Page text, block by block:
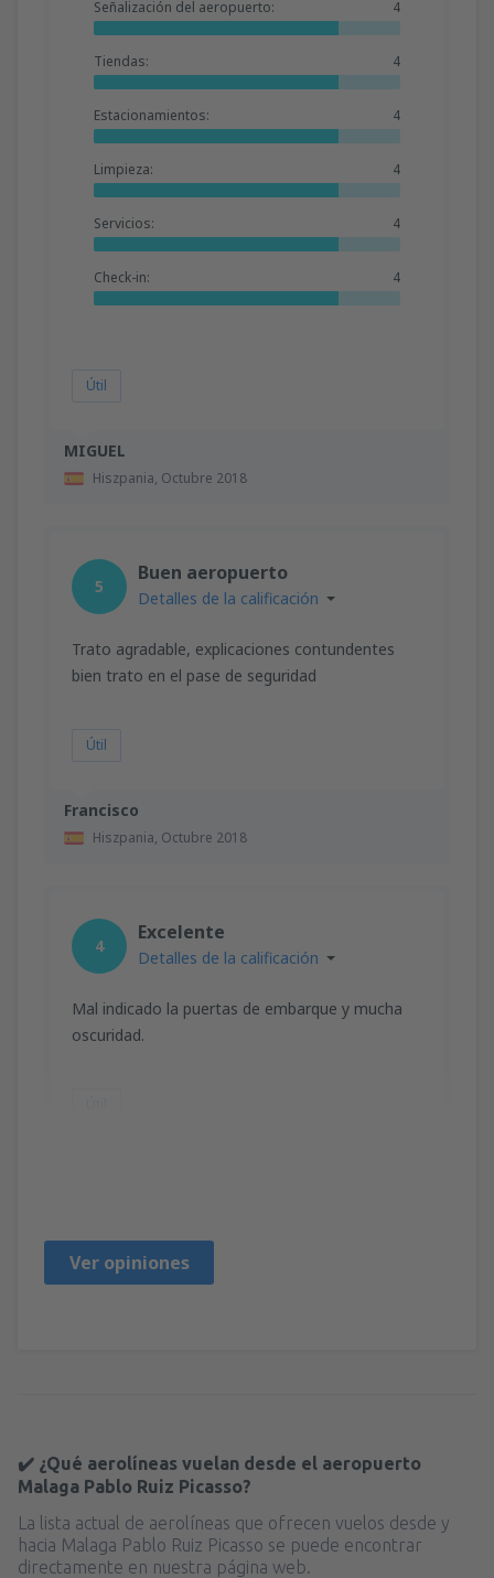
MIGUEL
Hiszpania, Octubre 2018
Señalización del aeropuerto: 4
Tiendas: 4
Estacionamientos: 4
Limpieza: 4
Servicios: 4
Check-in: 4
Útil
Francisco
Hiszpania, Octubre 2018
5
Buen aeropuerto
Detalles de la calificación
Trato agradable, explicaciones contundentes
bien trato en el pase de seguridad
Útil
4
Excelente
Detalles de la calificación
Mal indicado la puertas de embarque y mucha
oscuridad.
Ver opiniones
✔️ ¿Qué aerolíneas vuelan desde el aeropuerto
Malaga Pablo Ruiz Picasso?
La lista actual de aerolíneas que ofrecen vuelos desde y
hacia Malaga Pablo Ruiz Picasso se puede encontrar
directamente en nuestra página web.